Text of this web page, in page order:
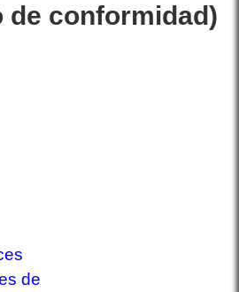
de conformidad)
de